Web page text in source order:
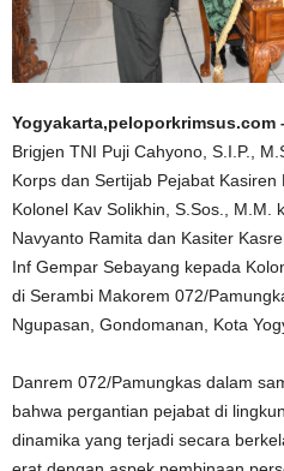
Yogyakarta,peloporkrimsus.com
Brigjen TNI Puji Cahyono, S.I.P.,
Korps dan Sertijab Pejabat
Kolonel Kav Solikhin, S.Sos., M.M.
Navyanto Ramita dan Kasiter
Inf Gempar Sebayang kepada
di Serambi Makorem 072/
Ngupasan, Gondomanan, Kota
Danrem 072/Pamungkas dalam
bahwa pergantian pejabat di
dinamika yang terjadi secara